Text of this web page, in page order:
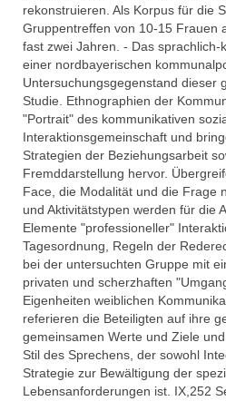
rekonstruieren. Als Korpus für die
Gruppentreffen von 10-15 Frauen
fast zwei Jahren. - Das sprachlich-
einer nordbayerischen
Untersuchungsgegenstand dieser
Studie. Ethnographien der
"Portrait" des kommunikativen
Interaktionsgemeinschaft und
Strategien der Beziehungsarbeit
Fremddarstellung hervor.
Face, die Modalität und die Frage
und Aktivitätstypen werden für die
Elemente "professioneller"
Tagesordnung, Regeln der
bei der untersuchten Gruppe mit
privaten und scherzhaften
Eigenheiten weiblichen
referieren die Beteiligten auf ihre
gemeinsamen Werte und Ziele
Stil des Sprechens, der sowohl
Strategie zur Bewältigung der
Lebensanforderungen ist. IX,252